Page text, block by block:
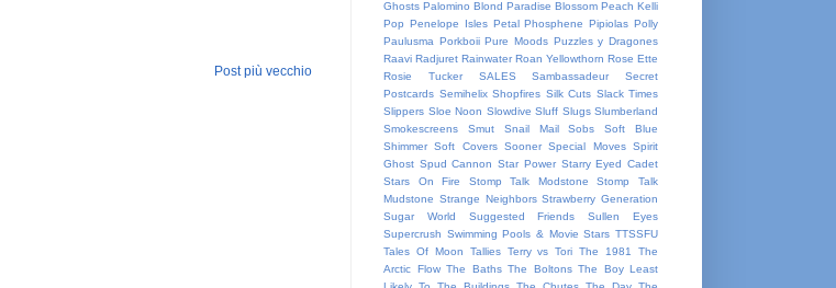
Post più vecchio
Ghosts Palomino Blond Paradise Blossom Peach Kelli
Pop Penelope Isles Petal Phosphene Pipiolas Polly
Paulusma Porkboii Pure Moods Puzzles y Dragones
Raavi Radjuret Rainwater Roan Yellowthorn Rose Ette
Rosie Tucker
SALES Sambassadeur
Secret
Postcards Semihelix Shopfires Silk Cuts Slack Times
Slippers Sloe Noon Slowdive Sluff Slugs Slumberland
Smokescreens
Smut Snail Mail Sobs
Soft Blue
Shimmer Soft Covers Sooner Special Moves Spirit
Ghost Spud Cannon Star Power Starry Eyed Cadet
Stars On Fire
Stomp Talk Modstone
Stomp Talk
Mudstone Strange Neighbors Strawberry Generation
Sugar World
Suggested Friends
Sullen Eyes
Supercrush Swimming Pools & Movie Stars TTSSFU
Tales Of Moon
Tallies Terry vs Tori The 1981
The
Arctic Flow The Baths The Boltons The Boy Least